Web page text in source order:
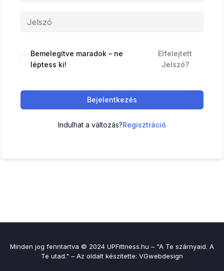
Bemelegítve maradok – ne
léptess ki!
Elfelejtett
Jelszó?
Bejelentkezés
Indulhat a változás?Regisztráció
Minden jog fenntartva © 2024 UPFittness.hu – "A Te szárnyaid. A
Te utad." – Az oldalt készítette: VGwebdesign